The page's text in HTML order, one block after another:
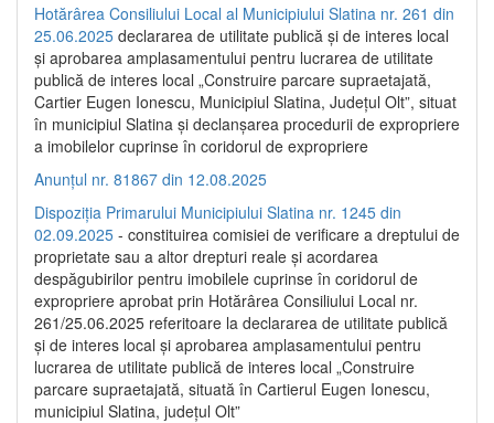
Hotărârea Consiliului Local al Municipiului Slatina nr. 261 din
25.06.2025 declararea de utilitate publică și de interes local
și aprobarea amplasamentului pentru lucrarea de utilitate
publică de interes local „Construire parcare supraetajată,
Cartier Eugen Ionescu, Municipiul Slatina, Județul Olt”, situat
în municipiul Slatina și declanșarea procedurii de expropriere
a imobilelor cuprinse în coridorul de expropriere
Anunțul nr. 81867 din 12.08.2025
Dispoziția Primarului Municipiului Slatina nr. 1245 din
02.09.2025 - constituirea comisiei de verificare a dreptului de
proprietate sau a altor drepturi reale și acordarea
despăgubirilor pentru imobilele cuprinse în coridorul de
expropriere aprobat prin Hotărârea Consiliului Local nr.
261/25.06.2025 referitoare la declararea de utilitate publică
și de interes local și aprobarea amplasamentului pentru
lucrarea de utilitate publică de interes local „Construire
parcare supraetajată, situată în Cartierul Eugen Ionescu,
municipiul Slatina, județul Olt”